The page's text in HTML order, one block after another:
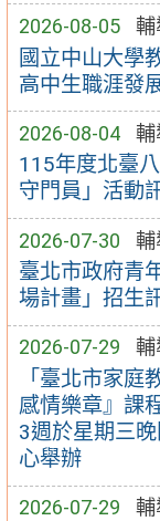
2026-08-05 輔
國立中山大學
高中生職涯發
2026-08-04 輔
115年度北臺
守門員」活動
2026-07-30 輔
臺北市政府青
場計畫」招生
2026-07-29 輔
「臺北市家
感情樂章』課
3週於星期三
心舉辦
2026-07-29 輔